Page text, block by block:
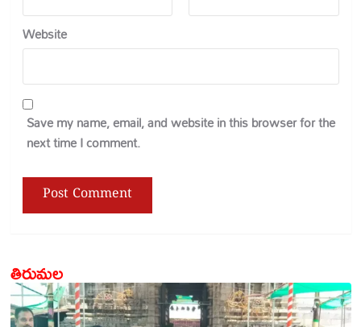
Website
Save my name, email, and website in this browser for the
next time I comment.
తిరుమల